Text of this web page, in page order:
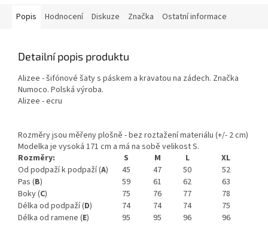
Popis Hodnocení Diskuze Značka Ostatní informace
Detailní popis produktu
Alizee - šifónové šaty s páskem a kravatou na zádech. Značka
Numoco. Polská výroba.
Alizee - ecru
Rozměry jsou měřeny plošně - bez roztažení materiálu (+/- 2 cm)
Modelka je vysoká 171 cm a má na sobě velikost S.
Rozměry:
S M L
XL
Od podpaží k podpaží (A) 45 47 50
52
Pas (B) 59 61 62
63
Boky (C) 75 76 77
78
Délka od podpaží (D) 74 74 74
75
Délka od ramene (E) 95 95 96 96